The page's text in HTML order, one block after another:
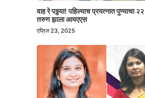
वाह रे पठ्ठया! पहिल्याच प्रयत्नात पुण्याचा २२
तरुण झाला आयएएस
एप्रिल 23, 2025